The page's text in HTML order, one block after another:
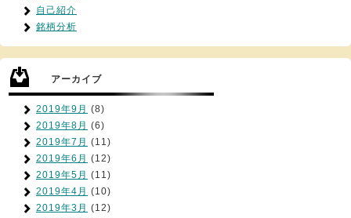
自己紹介
銘柄分析
アーカイブ
2019年9月 (8)
2019年8月 (6)
2019年7月 (11)
2019年6月 (12)
2019年5月 (11)
2019年4月 (10)
2019年3月 (12)